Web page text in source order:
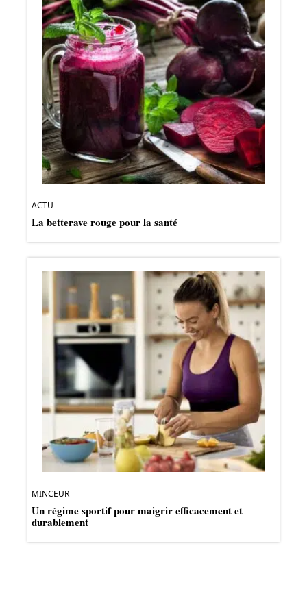
ACTU
La betterave rouge pour la santé
MINCEUR
Un régime sportif pour maigrir efficacement et
durablement